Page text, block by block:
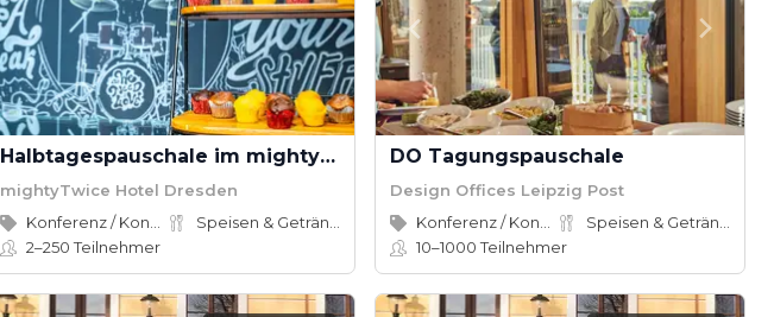
Halbtagespauschale im mightyTwice Hotel Dresden
mightyTwice Hotel Dresden
2–250Teilnehmer
DO Tagungspauschale
Design Offices Leipzig Post
10–1000Teilnehmer